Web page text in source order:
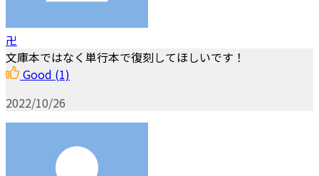
卍
文庫本ではなく単行本で復刻してほしいです！
Good (1)
2022/10/26